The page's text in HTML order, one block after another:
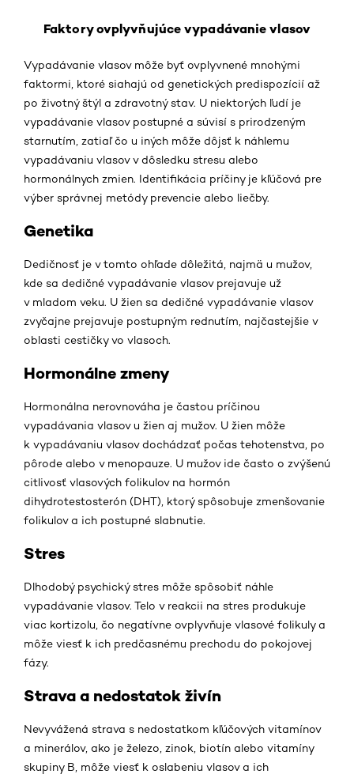
Faktory ovplyvňujúce vypadávanie vlasov
Vypadávanie vlasov môže byť ovplyvnené mnohými
faktormi, ktoré siahajú od genetických predispozícií až
po životný štýl a zdravotný stav. U niektorých ľudí je
vypadávanie vlasov postupné a súvisí s prirodzeným
starnutím, zatiaľ čo u iných môže dôjsť k náhlemu
vypadávaniu vlasov v dôsledku stresu alebo
hormonálnych zmien. Identifikácia príčiny je kľúčová pre
výber správnej metódy prevencie alebo liečby.
Genetika
Dedičnosť je v tomto ohľade dôležitá, najmä u mužov,
kde sa dedičné vypadávanie vlasov prejavuje už
v mladom veku. U žien sa dedičné vypadávanie vlasov
zvyčajne prejavuje postupným rednutím, najčastejšie v
oblasti cestičky vo vlasoch.
Hormonálne zmeny
Hormonálna nerovnováha je častou príčinou
vypadávania vlasov u žien aj mužov. U žien môže
k vypadávaniu vlasov dochádzať počas tehotenstva, po
pôrode alebo v menopauze. U mužov ide často o zvýšenú
citlivosť vlasových folikulov na hormón
dihydrotestosterón (DHT), ktorý spôsobuje zmenšovanie
folikulov a ich postupné slabnutie.
Stres
Dlhodobý psychický stres môže spôsobiť náhle
vypadávanie vlasov. Telo v reakcii na stres produkuje
viac kortizolu, čo negatívne ovplyvňuje vlasové folikuly a
môže viesť k ich predčasnému prechodu do pokojovej
fázy.
Strava a nedostatok živín
Nevyvážená strava s nedostatkom kľúčových vitamínov
a minerálov, ako je železo, zinok, biotín alebo vitamíny
skupiny B, môže viesť k oslabeniu vlasov a ich